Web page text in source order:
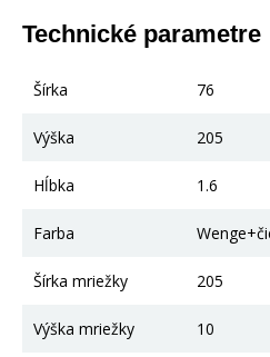
Technické parametre
Šírka 76
Výška 205
Hĺbka 1.6
Farba
Šírka mriežky 205
Výška mriežky 10